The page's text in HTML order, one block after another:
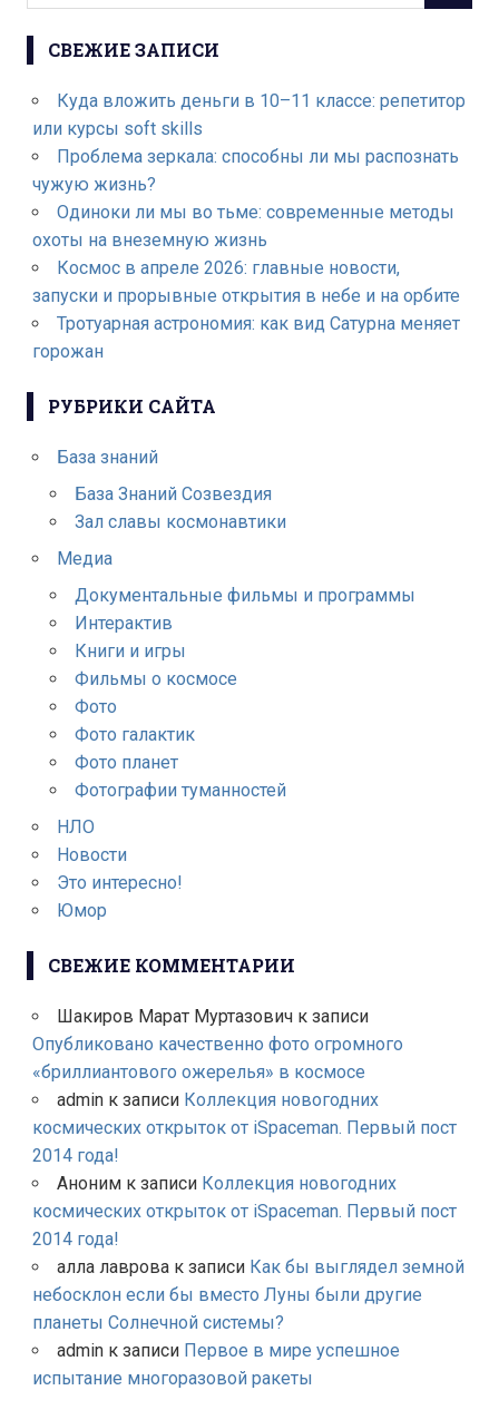
СВЕЖИЕ ЗАПИСИ
Куда вложить деньги в 10–11 классе: репетитор
или курсы soft skills
Проблема зеркала: способны ли мы распознать
чужую жизнь?
Одиноки ли мы во тьме: современные методы
охоты на внеземную жизнь
Космос в апреле 2026: главные новости,
запуски и прорывные открытия в небе и на орбите
Тротуарная астрономия: как вид Сатурна меняет
горожан
РУБРИКИ САЙТА
База знаний
База Знаний Созвездия
Зал славы космонавтики
Медиа
Документальные фильмы и программы
Интерактив
Книги и игры
Фильмы о космосе
Фото
Фото галактик
Фото планет
Фотографии туманностей
НЛО
Новости
Это интересно!
Юмор
СВЕЖИЕ КОММЕНТАРИИ
Шакиров Марат Муртазовичк записи
Опубликовано качественно фото огромного
«бриллиантового ожерелья» в космосе
adminк записи Коллекция новогодних
космических открыток от iSpaceman. Первый пост
2014 года!
Анонимк записи Коллекция новогодних
космических открыток от iSpaceman. Первый пост
2014 года!
алла лавровак записи Как бы выглядел земной
небосклон если бы вместо Луны были другие
планеты Солнечной системы?
adminк записи Первое в мире успешное
испытание многоразовой ракеты